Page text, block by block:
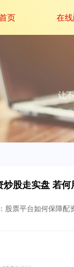
页 在
让
股走实盘 若
股票平台如何保障配